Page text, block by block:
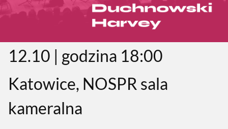
12.10 | godzina 18:00
Katowice, NOSPR sala
kameralna